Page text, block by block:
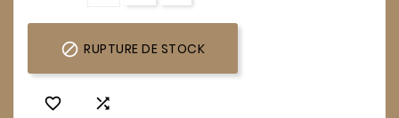
 RUPTURE DE STOCK
 